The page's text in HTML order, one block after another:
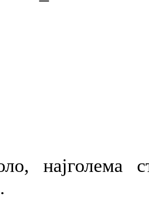
најголема